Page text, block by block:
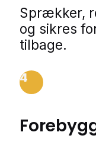
Sprækker,
og sikres
tilbage.
4